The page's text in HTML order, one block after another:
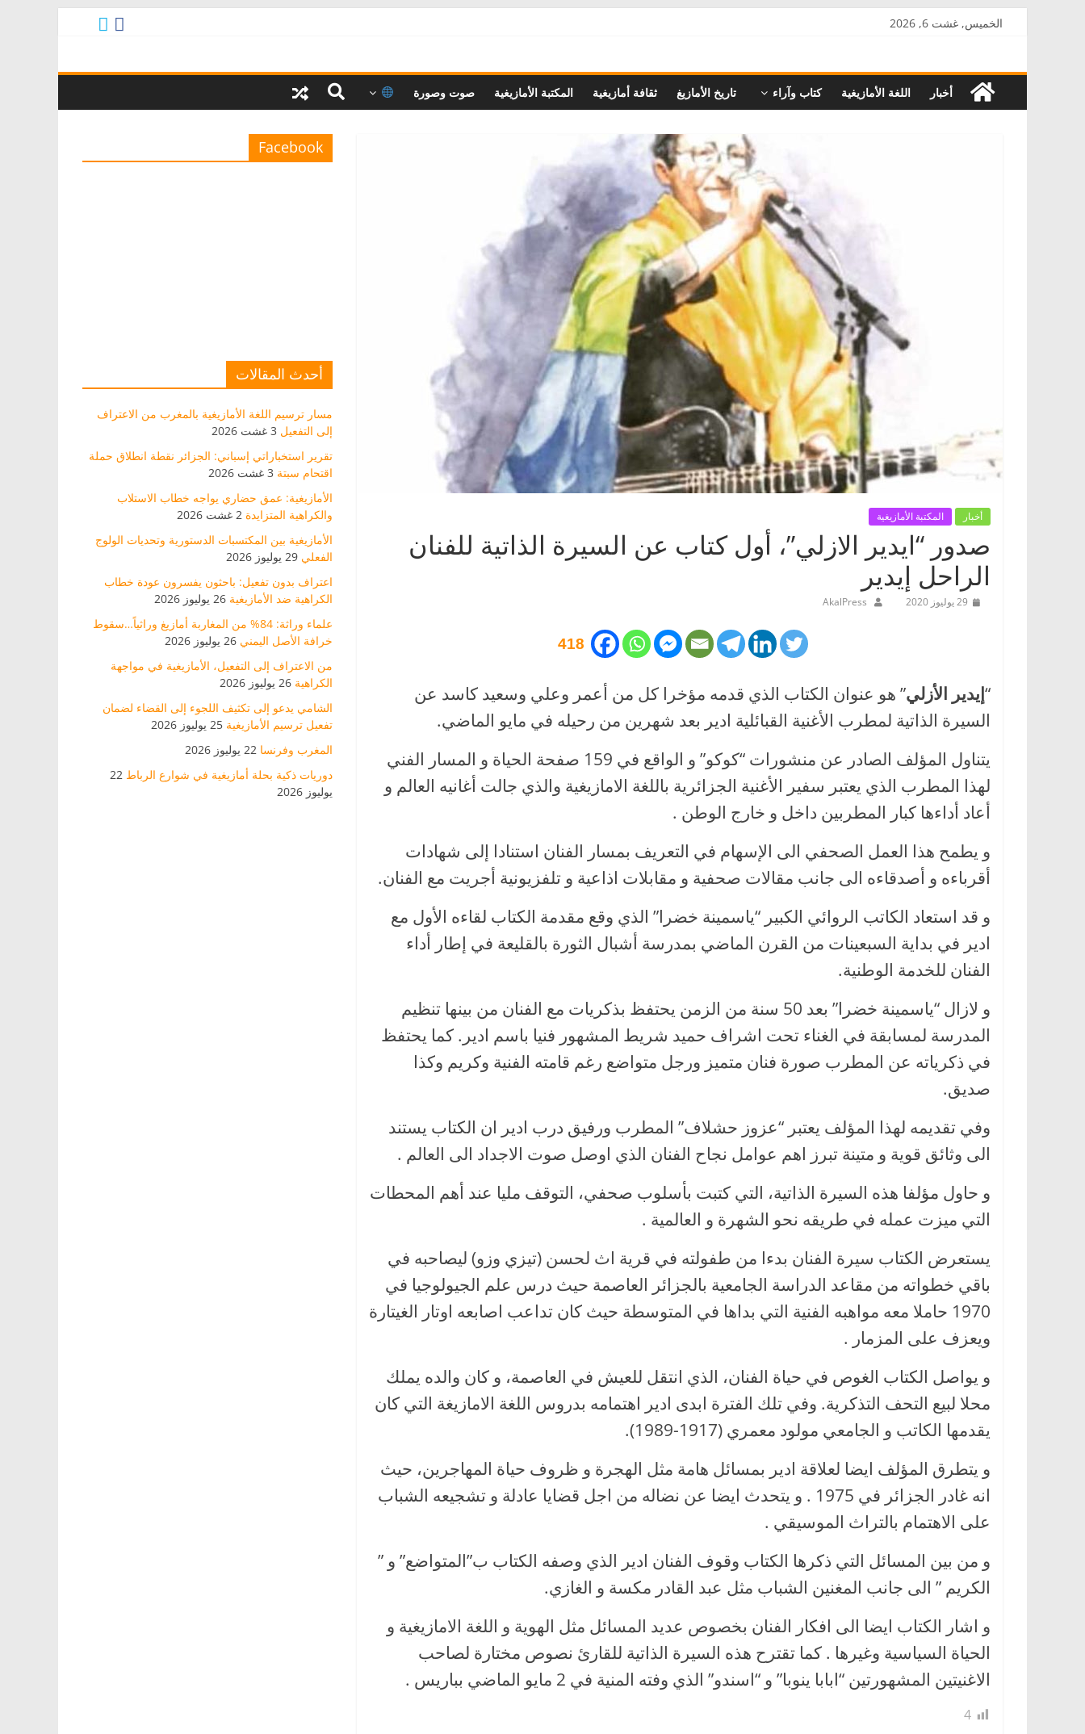
الخميس, غشت 6, 2026
AkalPress
منبر
أخبار اللغة الأمازيغية كتاب وآراء تاريخ الأمازيغ ثقافة أمازيغية المكتبة الأمازيغية صوت وصورة
أخبار المكتبة الأمازيغية
صدور “ايدير الازلي”، أول كتاب عن السيرة الذاتية للفنان
الراحل إيدير
29 يوليوز 2020 AkalPress
418
“إيدير الأزلي” هو عنوان الكتاب الذي قدمه مؤخرا كل من أعمر وعلي وسعيد كاسد عن
السيرة الذاتية لمطرب الأغنية القبائلية ادير بعد شهرين من رحيله في مايو الماضي.
يتناول المؤلف الصادر عن منشورات “كوكو” و الواقع في 159 صفحة الحياة و المسار الفني
لهذا المطرب الذي يعتبر سفير الأغنية الجزائرية باللغة الامازيغية والذي جالت أغانيه العالم و
أعاد أداءها كبار المطربين داخل و خارج الوطن .
و يطمح هذا العمل الصحفي الى الإسهام في التعريف بمسار الفنان استنادا إلى شهادات
أقرباءه و أصدقاءه الى جانب مقالات صحفية و مقابلات اذاعية و تلفزيونية أجريت مع الفنان.
و قد استعاد الكاتب الروائي الكبير “ياسمينة خضرا” الذي وقع مقدمة الكتاب لقاءه الأول مع
ادير في بداية السبعينات من القرن الماضي بمدرسة أشبال الثورة بالقليعة في إطار أداء
الفنان للخدمة الوطنية.
و لازال “ياسمينة خضرا” بعد 50 سنة من الزمن يحتفظ بذكريات مع الفنان من بينها تنظيم
المدرسة لمسابقة في الغناء تحت اشراف حميد شريط المشهور فنيا باسم ادير. كما يحتفظ
في ذكرياته عن المطرب صورة فنان متميز ورجل متواضع رغم قامته الفنية وكريم وكذا
صديق.
وفي تقديمه لهذا المؤلف يعتبر “عزوز حشلاف” المطرب ورفيق درب ادير ان الكتاب يستند
الى وثائق قوية و متينة تبرز اهم عوامل نجاح الفنان الذي اوصل صوت الاجداد الى العالم .
و حاول مؤلفا هذه السيرة الذاتية، التي كتبت بأسلوب صحفي، التوقف مليا عند أهم المحطات
التي ميزت عمله في طريقه نحو الشهرة و العالمية .
يستعرض الكتاب سيرة الفنان بدءا من طفولته في قرية اث لحسن (تيزي وزو) ليصاحبه في
باقي خطواته من مقاعد الدراسة الجامعية بالجزائر العاصمة حيث درس علم الجيولوجيا في
1970 حاملا معه مواهبه الفنية التي بداها في المتوسطة حيث كان تداعب اصابعه اوتار الغيتارة
ويعزف على المزمار .
و يواصل الكتاب الغوص في حياة الفنان، الذي انتقل للعيش في العاصمة، و كان والده يملك
محلا لبيع التحف التذكرية. وفي تلك الفترة ابدى ادير اهتمامه بدروس اللغة الامازيغة التي كان
يقدمها الكاتب و الجامعي مولود معمري (1917-1989).
و يتطرق المؤلف ايضا لعلاقة ادير بمسائل هامة مثل الهجرة و ظروف حياة المهاجرين، حيث
انه غادر الجزائر في 1975 . و يتحدث ايضا عن نضاله من اجل قضايا عادلة و تشجيعه الشباب
على الاهتمام بالتراث الموسيقي .
و من بين المسائل التي ذكرها الكتاب وقوف الفنان ادير الذي وصفه الكتاب ب”المتواضع” و ”
الكريم ” الى جانب المغنين الشباب مثل عبد القادر مكسة و الغازي.
و اشار الكتاب ايضا الى افكار الفنان بخصوص عديد المسائل مثل الهوية و اللغة الامازيغية و
الحياة السياسية وغيرها . كما تقترح هذه السيرة الذاتية للقارئ نصوص مختارة لصاحب
الاغنيتين المشهورتين “ابابا ينوبا” و “اسندو” الذي وفته المنية في 2 مايو الماضي بباريس .
4
Facebook
أحدث المقالات
مسار ترسيم اللغة الأمازيغية بالمغرب من الاعتراف
إلى التفعيل 3 غشت 2026
تقرير استخباراتي إسباني: الجزائر نقطة انطلاق حملة
اقتحام سبتة 3 غشت 2026
الأمازيغية: عمق حضاري يواجه خطاب الاستلاب
والكراهية المتزايدة 2 غشت 2026
الأمازيغية بين المكتسبات الدستورية وتحديات الولوج
الفعلي 29 يوليوز 2026
اعتراف بدون تفعيل: باحثون يفسرون عودة خطاب
الكراهية ضد الأمازيغية 26 يوليوز 2026
علماء وراثة: 84% من المغاربة أمازيغ وراثياً…سقوط
خرافة الأصل اليمني 26 يوليوز 2026
من الاعتراف إلى التفعيل، الأمازيغية في مواجهة
الكراهية 26 يوليوز 2026
الشامي يدعو إلى تكثيف اللجوء إلى القضاء لضمان
تفعيل ترسيم الأمازيغية 25 يوليوز 2026
المغرب وفرنسا 22 يوليوز 2026
دوريات ذكية بحلة أمازيغية في شوارع الرباط 22
يوليوز 2026